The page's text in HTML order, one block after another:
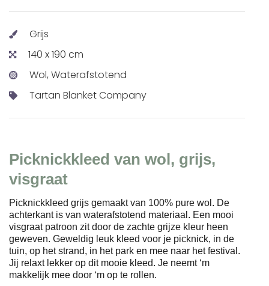
Grijs
140 x 190 cm
Wol, Waterafstotend
Tartan Blanket Company
Picknickkleed van wol, grijs,
visgraat
Picknickkleed grijs gemaakt van 100% pure wol. De
achterkant is van waterafstotend materiaal. Een mooi
visgraat patroon zit door de zachte grijze kleur heen
geweven. Geweldig leuk kleed voor je picknick, in de
tuin, op het strand, in het park en mee naar het festival.
Jij relaxt lekker op dit mooie kleed. Je neemt ‘m
makkelijk mee door ‘m op te rollen.